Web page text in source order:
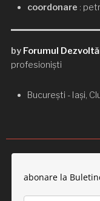
coordonare :
by Forumul
profesioniști
București - Iași,
abonare la